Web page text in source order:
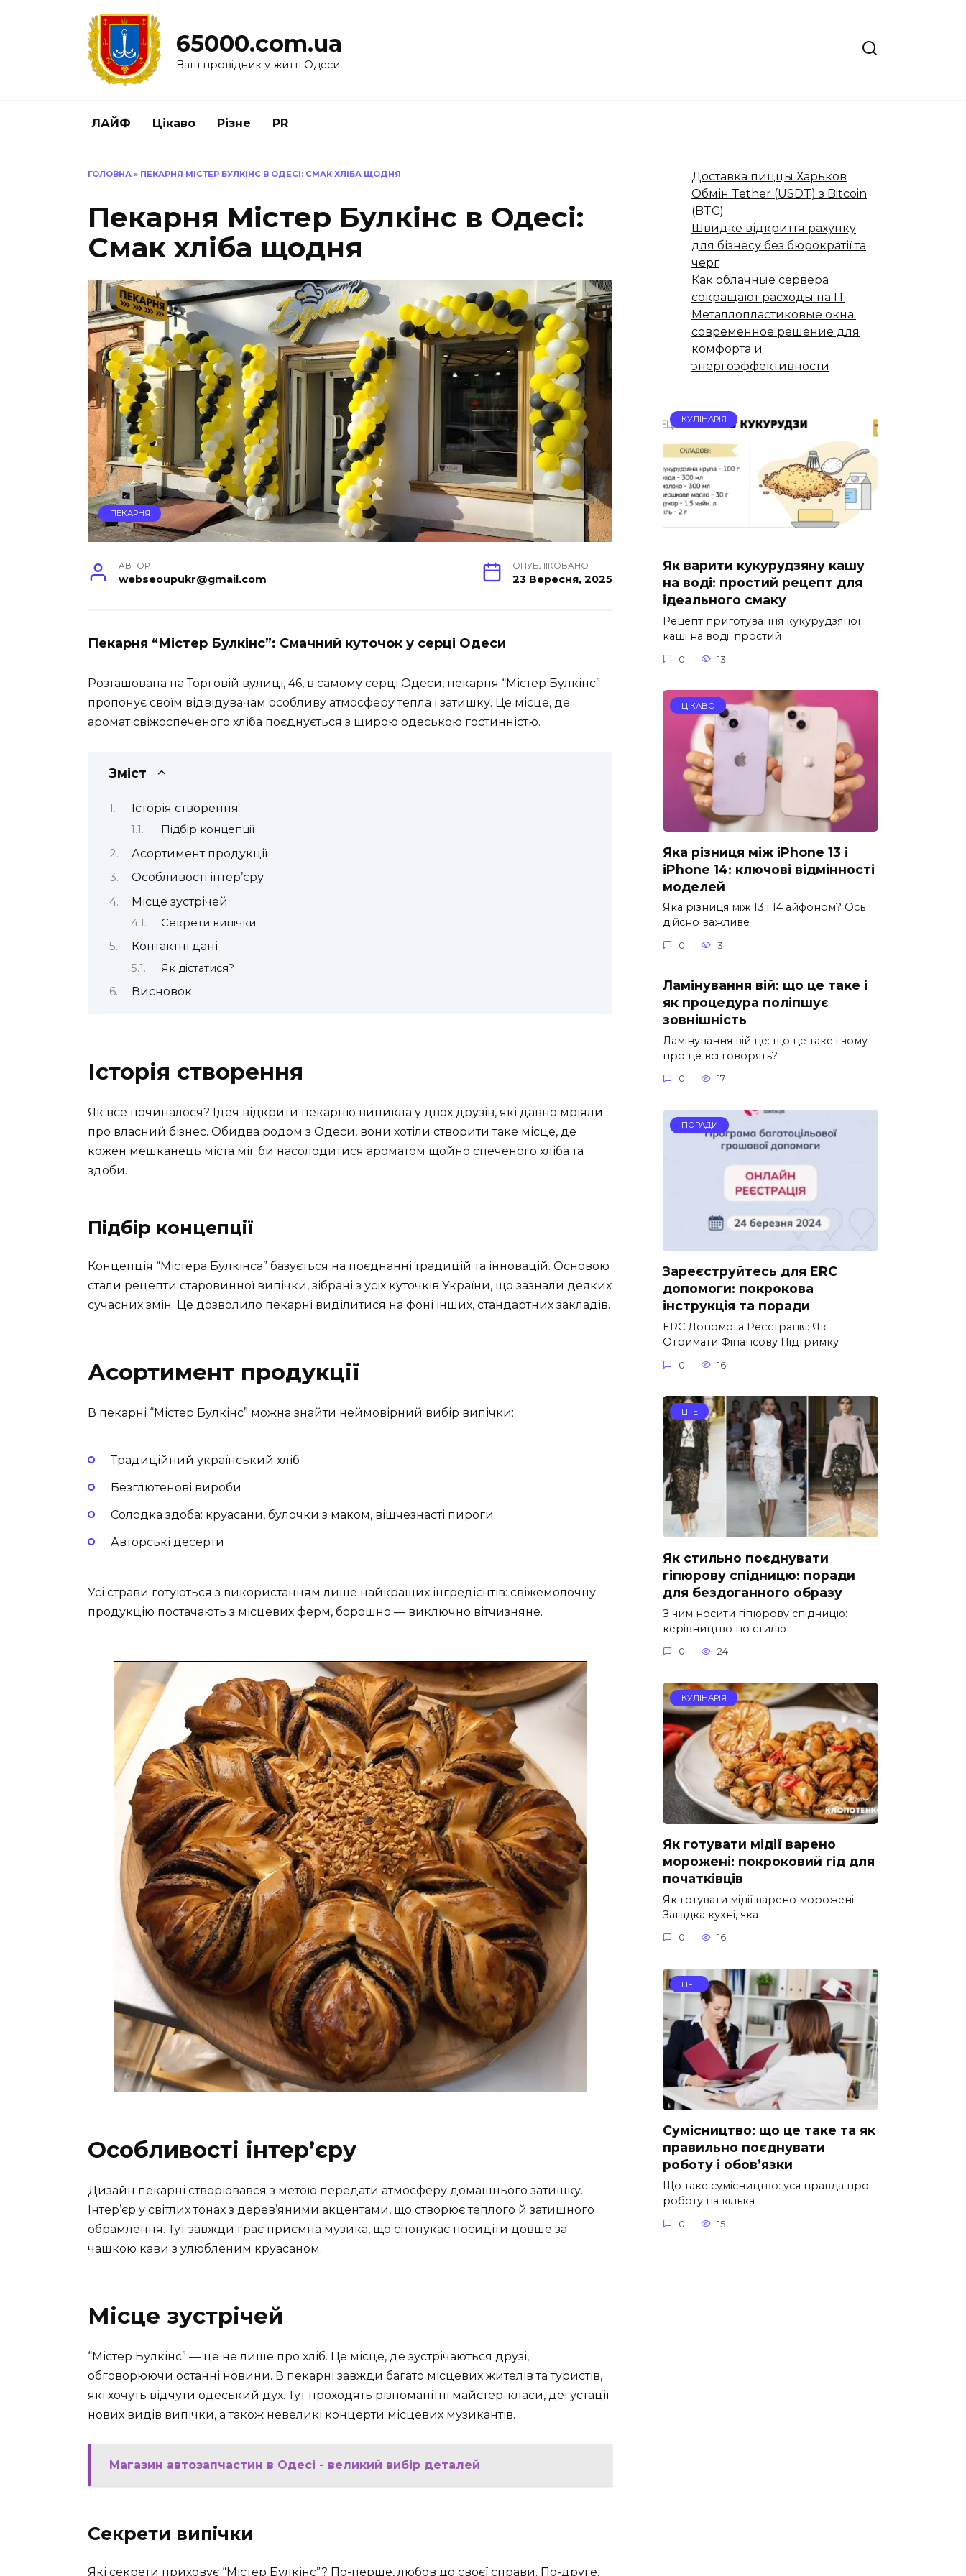
65000.com.ua
Ваш провідник у житті Одеси
ЛАЙФ Цікаво Різне PR
ГОЛОВНА » ПЕКАРНЯ МІСТЕР БУЛКІНС В ОДЕСІ: СМАК ХЛІБА ЩОДНЯ
Пекарня Містер Булкінс в Одесі:
Смак хліба щодня
ПЕКАРНЯ
АВТОР
webseoupukr@gmail.com
ОПУБЛІКОВАНО
23 Вересня, 2025
Пекарня “Містер Булкінс”: Смачний куточок у серці Одеси
Розташована на Торговій вулиці, 46, в самому серці Одеси, пекарня “Містер Булкінс”
пропонує своїм відвідувачам особливу атмосферу тепла і затишку. Це місце, де
аромат свіжоспеченого хліба поєднується з щирою одеською гостинністю.
Зміст
Історія створення
Підбір концепції
Асортимент продукції
Особливості інтер’єру
Місце зустрічей
Секрети випічки
Контактні дані
Як дістатися?
Висновок
Історія створення
Як все починалося? Ідея відкрити пекарню виникла у двох друзів, які давно мріяли
про власний бізнес. Обидва родом з Одеси, вони хотіли створити таке місце, де
кожен мешканець міста міг би насолодитися ароматом щойно спеченого хліба та
здоби.
Підбір концепції
Концепція “Містера Булкінса” базується на поєднанні традицій та інновацій. Основою
стали рецепти старовинної випічки, зібрані з усіх куточків України, що зазнали деяких
сучасних змін. Це дозволило пекарні виділитися на фоні інших, стандартних закладів.
Асортимент продукції
В пекарні “Містер Булкінс” можна знайти неймовірний вибір випічки:
Традиційний український хліб
Безглютенові вироби
Солодка здоба: круасани, булочки з маком, вішчезнасті пироги
Авторські десерти
Усі страви готуються з використанням лише найкращих інгредієнтів: свіжемолочну
продукцію постачають з місцевих ферм, борошно — виключно вітчизняне.
Особливості інтер’єру
Дизайн пекарні створювався з метою передати атмосферу домашнього затишку.
Інтер’єр у світлих тонах з дерев’яними акцентами, що створює теплого й затишного
обрамлення. Тут завжди грає приємна музика, що спонукає посидіти довше за
чашкою кави з улюбленим круасаном.
Місце зустрічей
“Містер Булкінс” — це не лише про хліб. Це місце, де зустрічаються друзі,
обговорюючи останні новини. В пекарні завжди багато місцевих жителів та туристів,
які хочуть відчути одеський дух. Тут проходять різноманітні майстер-класи, дегустації
нових видів випічки, а також невеликі концерти місцевих музикантів.
Магазин автозапчастин в Одесі - великий вибір деталей
Секрети випічки
Які секрети приховує “Містер Булкінс”? По-перше, любов до своєї справи. По-друге,
Доставка пиццы Харьков
Обмін Tether (USDT) з Bitcoin
(BTC)
Швидке відкриття рахунку
для бізнесу без бюрократії та
черг
Как облачные сервера
сокращают расходы на IT
Металлопластиковые окна:
современное решение для
комфорта и
энергоэффективности
КУЛІНАРІЯ
Як варити кукурудзяну кашу
на воді: простий рецепт для
ідеального смаку
Рецепт приготування кукурудзяної
каші на воді: простий
0 13
ЦІКАВО
Яка різниця між iPhone 13 і
iPhone 14: ключові відмінності
моделей
Яка різниця між 13 і 14 айфоном? Ось
дійсно важливе
0 3
Ламінування вій: що це таке і
як процедура поліпшує
зовнішність
Ламінування вій це: що це таке і чому
про це всі говорять?
0 17
ПОРАДИ
Зареєструйтесь для ERC
допомоги: покрокова
інструкція та поради
ERC Допомога Реєстрація: Як
Отримати Фінансову Підтримку
0 16
LIFE
Як стильно поєднувати
гіпюрову спідницю: поради
для бездоганного образу
З чим носити гіпюрову спідницю:
керівництво по стилю
0 24
КУЛІНАРІЯ
Як готувати мідії варено
морожені: покроковий гід для
початківців
Як готувати мідії варено морожені:
Загадка кухні, яка
0 16
LIFE
Сумісництво: що це таке та як
правильно поєднувати
роботу і обов’язки
Що таке сумісництво: уся правда про
роботу на кілька
0 15